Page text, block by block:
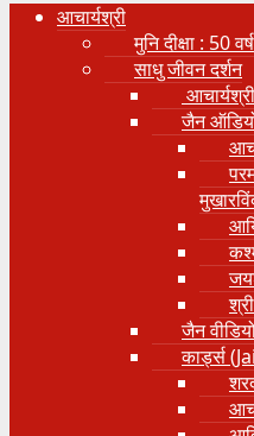
आचार्यश्री
मुनि दीक्षा : 50 वर्ष
साधु जीवन दर्शन
जैन
जैन
कार्ड्स